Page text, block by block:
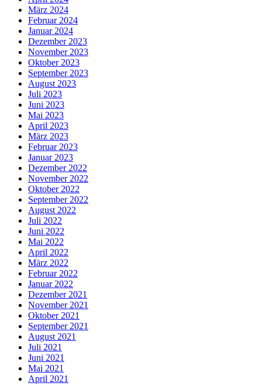
März 2024
Februar 2024
Januar 2024
Dezember 2023
November 2023
Oktober 2023
September 2023
August 2023
Juli 2023
Juni 2023
Mai 2023
April 2023
März 2023
Februar 2023
Januar 2023
Dezember 2022
November 2022
Oktober 2022
September 2022
August 2022
Juli 2022
Juni 2022
Mai 2022
April 2022
März 2022
Februar 2022
Januar 2022
Dezember 2021
November 2021
Oktober 2021
September 2021
August 2021
Juli 2021
Juni 2021
Mai 2021
April 2021